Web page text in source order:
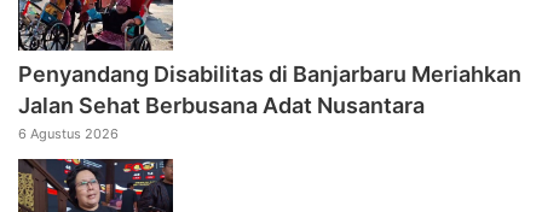
Penyandang Disabilitas di Banjarbaru Meriahkan
Jalan Sehat Berbusana Adat Nusantara
6 Agustus 2026